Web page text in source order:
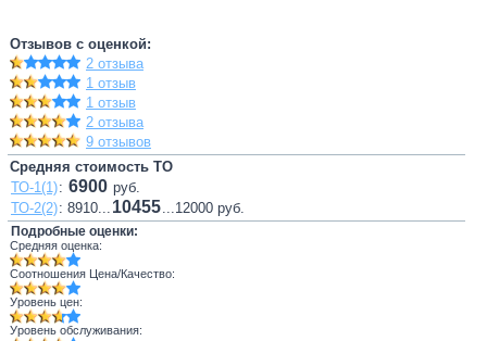
Отзывов с оценкой:
2 отзыва
1 отзыв
1 отзыв
2 отзыва
9 отзывов
Средняя стоимость ТО
ТО-1(1): 6900 руб.
ТО-2(2): 8910... 10455...12000 руб.
Подробные оценки:
Средняя оценка:
Соотношения Цена/Качество:
Уровень цен:
Уровень обслуживания: